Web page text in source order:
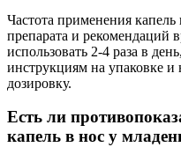
Частота применения капель
препарата и
использовать 2-4 раза в
инструкциям на упаковке
дозировку.
Есть ли
капель в нос у